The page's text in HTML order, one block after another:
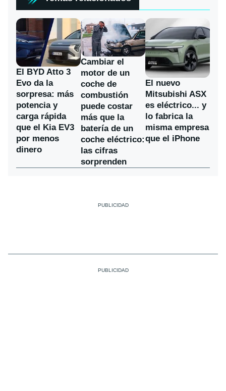
El BYD Atto 3
Evo da la
sorpresa: más
potencia y
carga rápida
que el Kia EV3
por menos
dinero
Cambiar el
motor de un
coche de
combustión
puede costar
más que la
batería de un
coche eléctrico:
las cifras
sorprenden
El nuevo
Mitsubishi ASX
es eléctrico... y
lo fabrica la
misma empresa
que el iPhone